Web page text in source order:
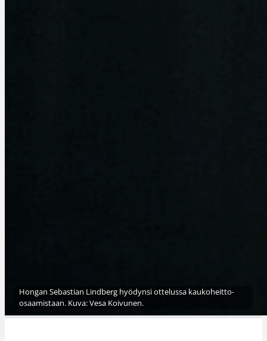
Hongan Sebastian Lindberg hyödynsi ottelussa kaukoheitto-
osaamistaan. Kuva: Vesa Koivunen.